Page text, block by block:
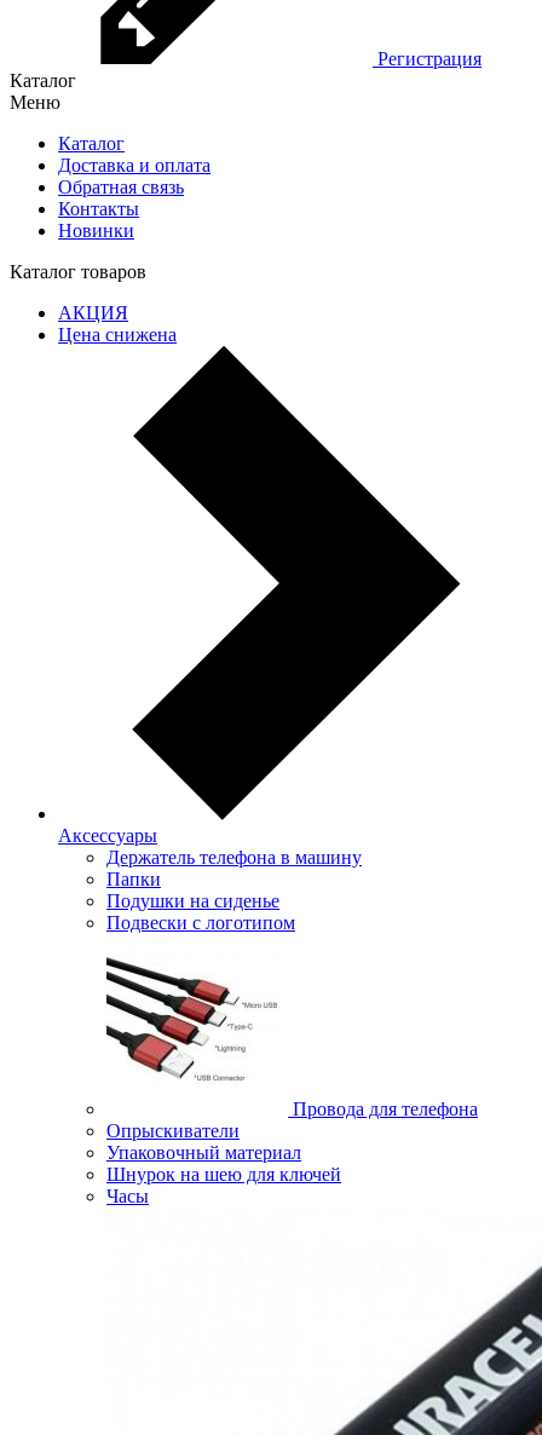
Регистрация
Каталог
Меню
Каталог
Доставка и оплата
Обратная связь
Контакты
Новинки
Каталог товаров
АКЦИЯ
Цена снижена
Аксессуары
Держатель телефона в машину
Папки
Подушки на сиденье
Подвески с логотипом
Провода для телефона
Опрыскиватели
Упаковочный материал
Шнурок на шею для ключей
Часы